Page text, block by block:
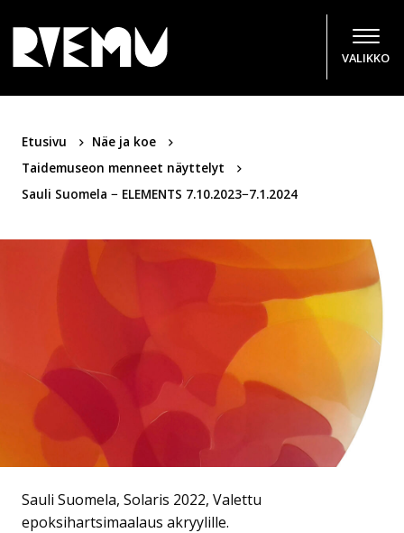
VALIKKO
Etusivu
Näe ja koe
Taidemuseon menneet näyttelyt
Sauli Suomela − ELEMENTS 7.10.2023−7.1.2024
Sauli Suomela, Solaris 2022, Valettu
epoksihartsimaalaus akryylille.​